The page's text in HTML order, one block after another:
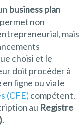
business plan
non
mais
choisi et le
doit procéder à
en ligne ou via le
(CFE) compétent.
au Registre
.